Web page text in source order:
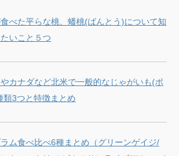
べた平らな桃、蟠桃(ばんとう)について知
いこと５つ
カナダなど北米で一般的なじゃがいも(ポ
類3つと特徴まとめ
ム食べ比べ6種まとめ（グリーンゲイジ/